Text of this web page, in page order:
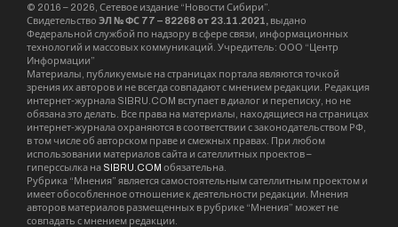
© 2016 – 2026, Сетевое издание “Новости Сибири”.
Свидетельство ЭЛ № ФС 77 – 82268 от 23.11.2021, выдано
Федеральной службой по надзору в сфере связи, информационных
технологий и массовых коммуникаций. Учредитель: ООО “Центр
Информации”
Материалы, публикуемые на страницах портала являются точкой
зрения их авторов и не всегда совпадают с мнением редакции. Редакция
интернет-журнала SIBRU.COM вступает в диалог и переписку, но не
обязана это делать. Все права на материалы, находящиеся на страницах
интернет-журнала охраняются в соответствии с законодательством РФ,
в том числе об авторском праве и смежных правах. При любом
использовании материалов сайта и сателлитных проектов –
гиперссылка на SIBRU.COM обязательна.
Рубрика “Мнения” является самостоятельным сателлитным проектом и
имеет обособленное отношение к деятельности редакции. Мнения
авторов материалов размещенных в рубрике “Мнения” может не
совпадать с мнением редакции.